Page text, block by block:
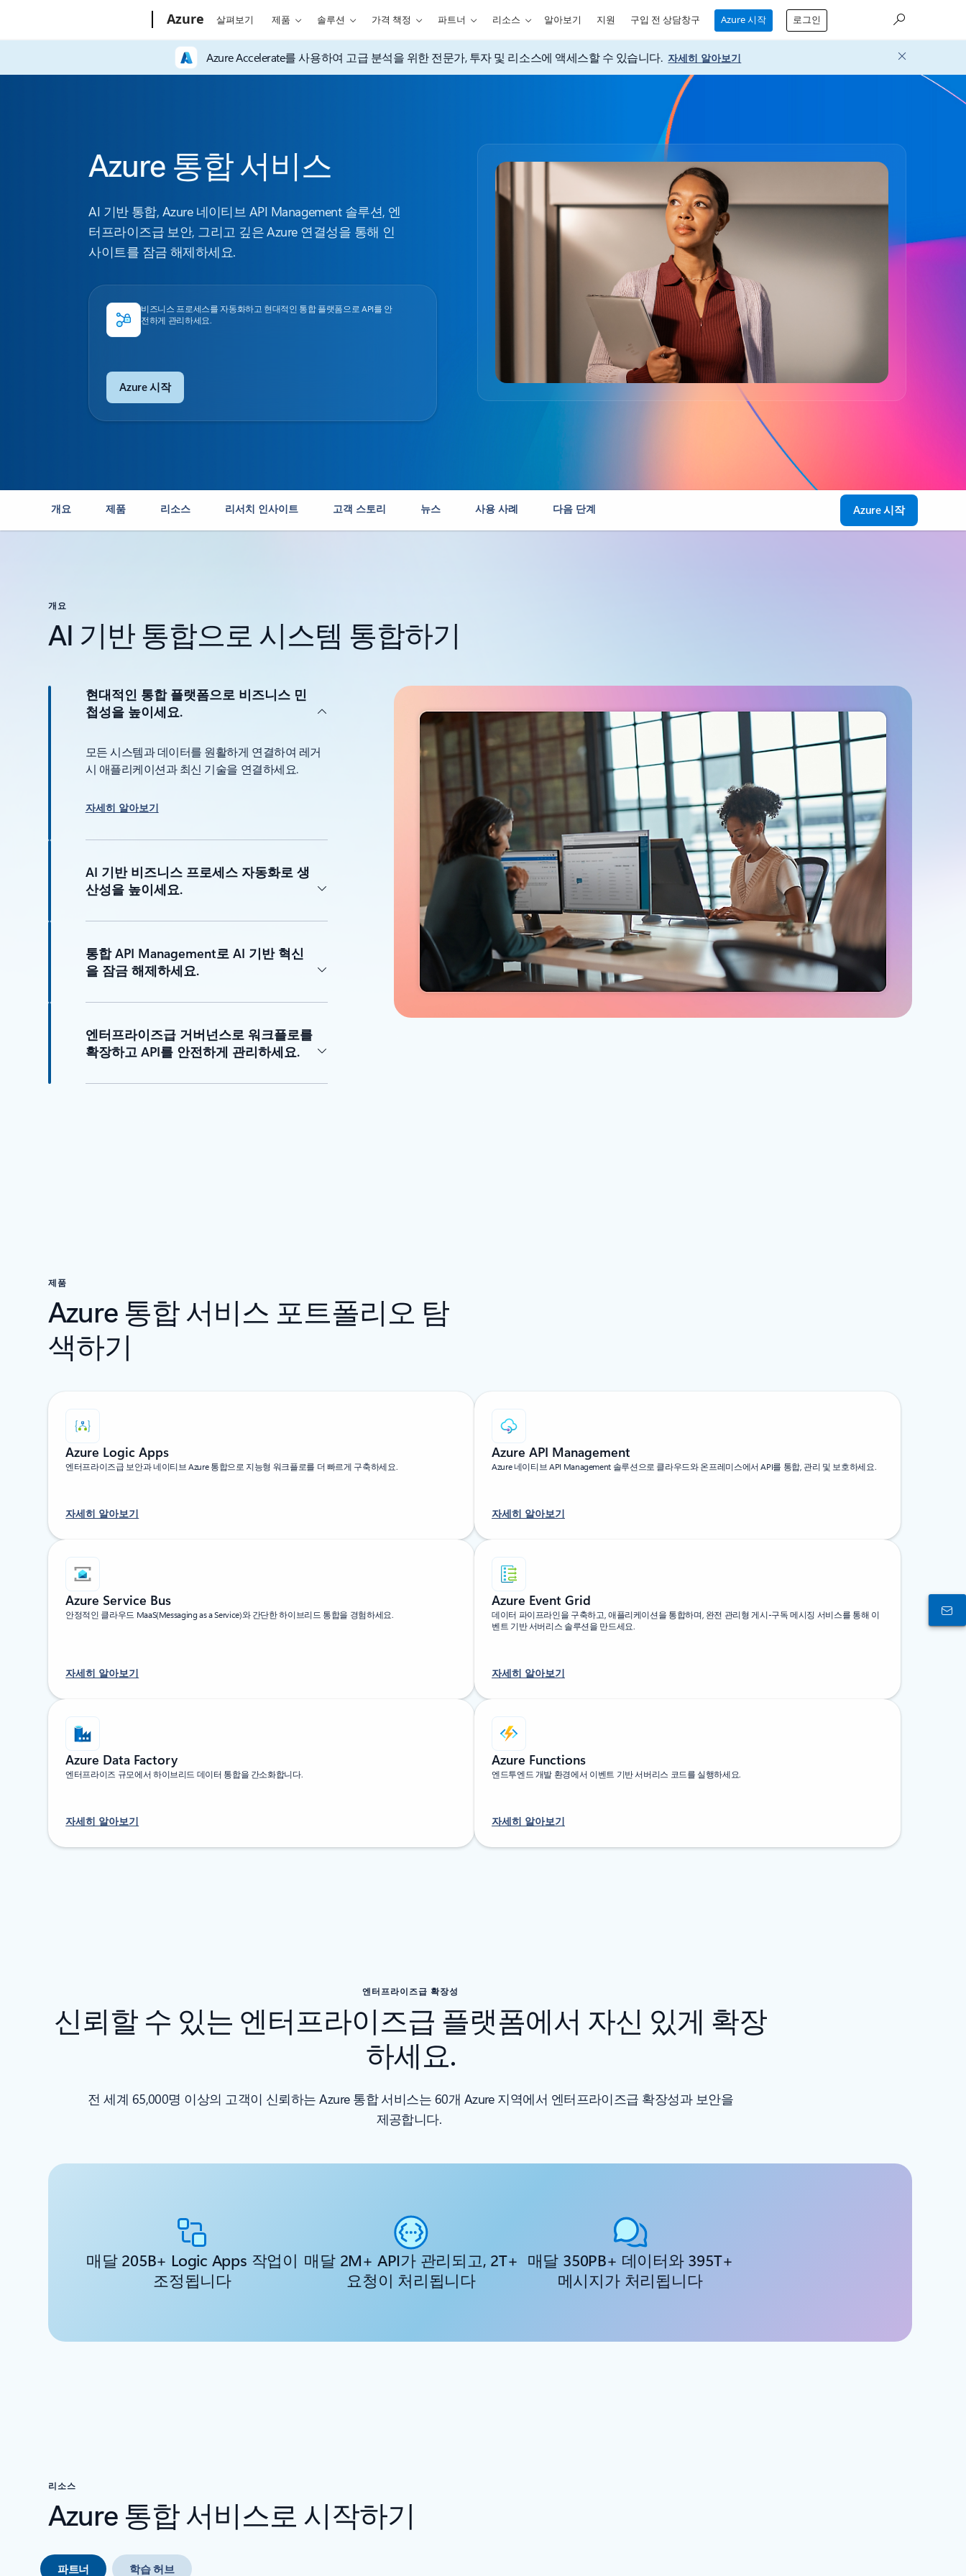
Azure 살펴보기 제품 솔루션 가격 책정 파트너 리소스 알아보기 지원 구입 전 상담창구 Azure 시작 로그인
Azure Accelerate를 사용하여 고급 분석을 위한 전문가, 투자 및 리소스에 액세스할 수 있습니다. 자세히 알아보기
Azure 통합 서비스
AI 기반 통합, Azure 네이티브 API Management 솔루션, 엔
터프라이즈급 보안, 그리고 깊은 Azure 연결성을 통해 인
사이트를 잠금 해제하세요.
비즈니스 프로세스를 자동화하고 현대적인 통합 플랫폼으로 API를 안
전하게 관리하세요.
Azure 시작
개요 제품 리소스 리서치 인사이트 고객 스토리 뉴스 사용 사례 다음 단계 Azure 시작
개요
AI 기반 통합으로 시스템 통합하기
현대적인 통합 플랫폼으로 비즈니스 민
첩성을 높이세요.
모든 시스템과 데이터를 원활하게 연결하여 레거
시 애플리케이션과 최신 기술을 연결하세요.
자세히 알아보기
AI 기반 비즈니스 프로세스 자동화로 생
산성을 높이세요.
통합 API Management로 AI 기반 혁신
을 잠금 해제하세요.
엔터프라이즈급 거버넌스로 워크플로를
확장하고 API를 안전하게 관리하세요.
제품
Azure 통합 서비스 포트폴리오 탐
색하기
Azure Logic Apps
엔터프라이즈급 보안과 네이티브 Azure 통합으로 지능형 워크플로를 더 빠르게 구축하세요.
자세히 알아보기
Azure API Management
Azure 네이티브 API Management 솔루션으로 클라우드와 온프레미스에서 API를 통합, 관리 및 보호하세요.
자세히 알아보기
Azure Service Bus
안정적인 클라우드 MaaS(Messaging as a Service)와 간단한 하이브리드 통합을 경험하세요.
자세히 알아보기
Azure Event Grid
데이터 파이프라인을 구축하고, 애플리케이션을 통합하며, 완전 관리형 게시-구독 메시징 서비스를 통해 이
벤트 기반 서버리스 솔루션을 만드세요.
자세히 알아보기
Azure Data Factory
엔터프라이즈 규모에서 하이브리드 데이터 통합을 간소화합니다.
자세히 알아보기
Azure Functions
엔드투엔드 개발 환경에서 이벤트 기반 서버리스 코드를 실행하세요.
자세히 알아보기
엔터프라이즈급 확장성
신뢰할 수 있는 엔터프라이즈급 플랫폼에서 자신 있게 확장
하세요.
전 세계 65,000명 이상의 고객이 신뢰하는 Azure 통합 서비스는 60개 Azure 지역에서 엔터프라이즈급 확장성과 보안을
제공합니다.
매달 205B+ Logic Apps 작업이
조정됩니다
매달 2M+ API가 관리되고, 2T+
요청이 처리됩니다
매달 350PB+ 데이터와 395T+
메시지가 처리됩니다
리소스
Azure 통합 서비스로 시작하기
파트너 학습 허브